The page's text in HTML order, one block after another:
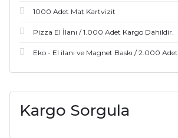
1000 Adet Mat Kartvizit
Pizza El İlanı / 1.000 Adet Kargo Dahildir.
Eko - El ilanı ve Magnet Baskı / 2.000 Adet
Kargo Sorgula